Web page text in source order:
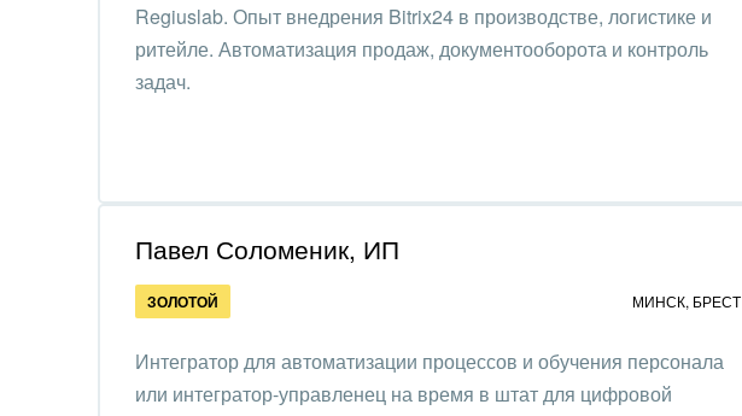
Консалтинговые и
управленческие услуги
Медицина и фармацевтика
Мода, одежда, аксессуары,
Regiuslab. Опыт внедрения Bitrix24 в производстве, логистике и
ритейле. Автоматизация продаж, документооборота и контроль
задач.
Павел Соломеник, ИП
ЗОЛОТОЙ МИНСК, БРЕСТ
Интегратор для автоматизации процессов и обучения персонала
или интегратор-управленец на время в штат для цифровой